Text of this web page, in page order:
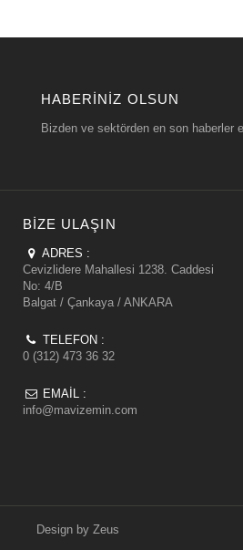
HABERINIZ OLSUN
Bizden ve sektörden en son haberler
BIZE ULAŞIN
ADRES :
Cevizlidere Mahallesi 1238. Caddesi
No: 4/B
Balgat / Çankaya / ANKARA
TELEFON :
0 (312) 473 36 32
EMAIL :
info@mavizemin.com
Design by Zeus